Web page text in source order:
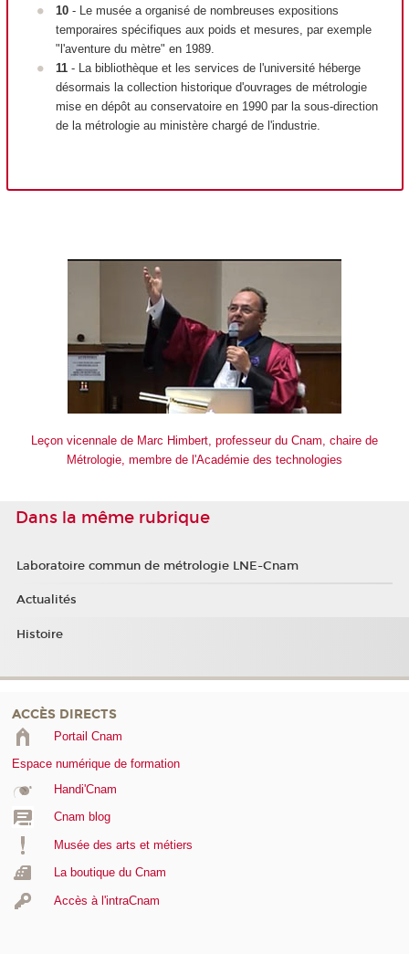
10- Le musée a organisé de nombreuses expositions
temporaires spécifiques aux poids et mesures, par exemple
"l'aventure du mètre" en 1989.
11- La bibliothèque et les services de l'université héberge
désormais la collection historique d'ouvrages de métrologie
mise en dépôt au conservatoire en 1990 par la sous-direction
de la métrologie au ministère chargé de l'industrie.
Leçon vicennale de Marc Himbert, professeur du Cnam, chaire de
Métrologie, membre de l'Académie des technologies
Dans la même rubrique
Laboratoire commun de métrologie LNE-Cnam
Actualités
Histoire
ACCÈS DIRECTS
Portail Cnam
Espace numérique de formation
Handi'Cnam
Cnam blog
Musée des arts et métiers
La boutique du Cnam
Accès à l'intraCnam